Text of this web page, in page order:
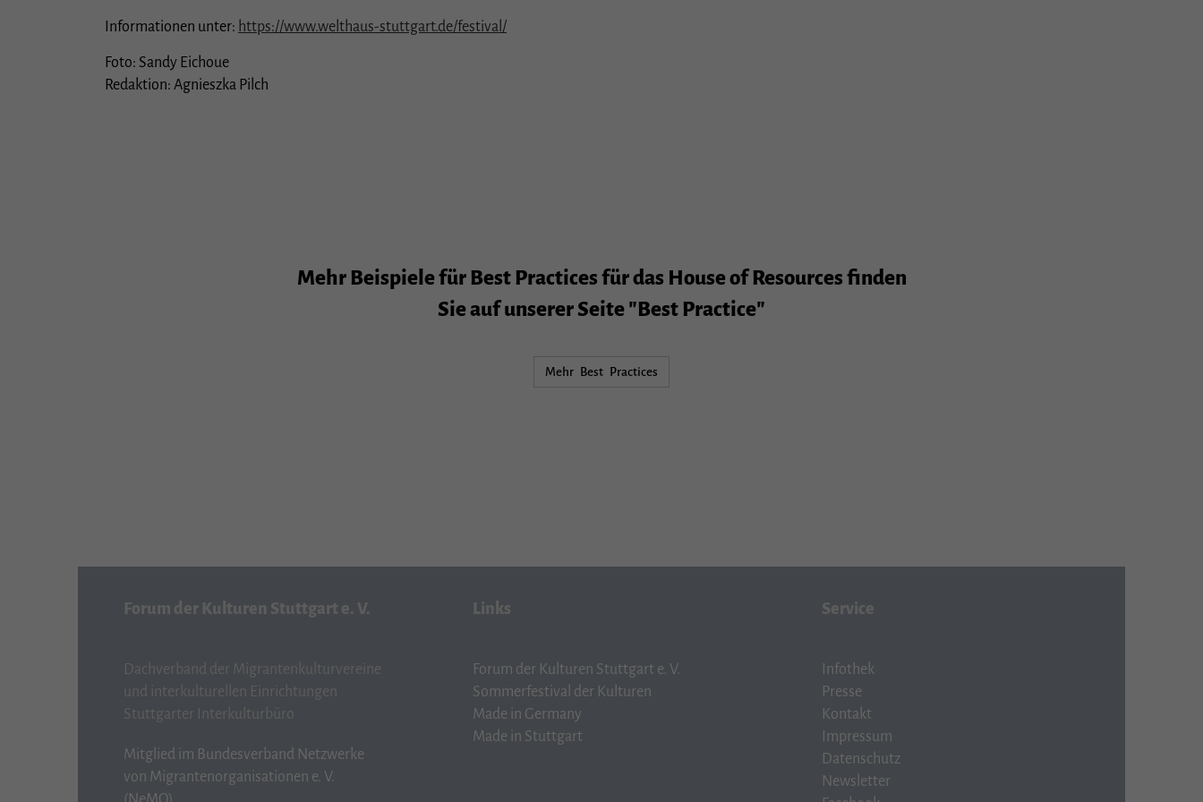
Informationen unter: https://www.welthaus-stuttgart.de/festival/
Foto: Sandy Eichoue
Redaktion: Agnieszka Pilch
Mehr Beispiele für Best Practices für das House of Resources finden
Sie auf unserer Seite "Best Practice"
Mehr Best Practices
Forum der Kulturen Stuttgart e. V.
Dachverband der Migrantenkulturvereine
und interkulturellen Einrichtungen
Stuttgarter Interkulturbüro
Mitglied im Bundesverband Netzwerke
von Migrantenorganisationen e. V.
Links
Forum der Kulturen Stuttgart e. V.
Sommerfestival der Kulturen
Made in Germany
Made in Stuttgart
Service
Infothek
Presse
Kontakt
Impressum
Datenschutz
Newsletter